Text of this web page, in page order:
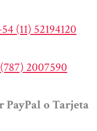
(11) 52194120
2007590
PayPal o Tarjeta